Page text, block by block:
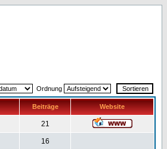
Ordnung
Beiträge Website
21
16